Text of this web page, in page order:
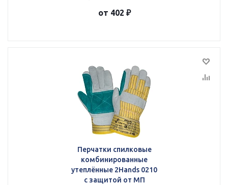
от 402 ₽
Перчатки спилковые
комбинированные
утеплённые 2Hands 0210
с защитой от МП